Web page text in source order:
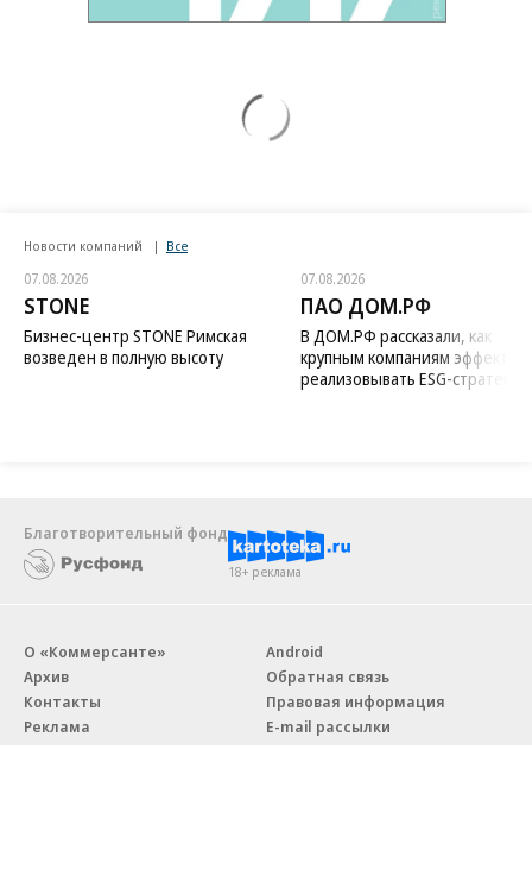
Новости компаний Все
07.08.2026
STONE
Бизнес-центр STONE Римская
возведен в полную высоту
07.08.2026
ПАО ДОМ.РФ
В ДОМ.РФ рассказали, как
крупным компаниям
реализовывать ESG-стратегию
Благотворительный фонд
18+ реклама
О «Коммерсанте»
Архив
Контакты
Реклама
Android
Обратная связь
Правовая информация
E-mail рассылки